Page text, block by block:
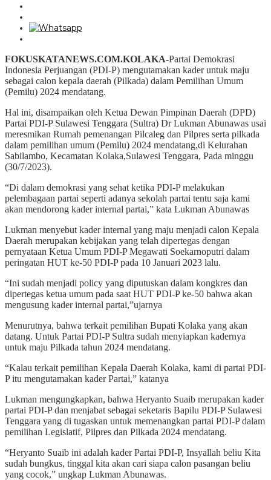
FOKUSKATANEWS.COM.KOLAKA-Partai Demokrasi
Indonesia Perjuangan (PDI-P) mengutamakan kader untuk maju
sebagai calon kepala daerah (Pilkada) dalam Pemilihan Umum
(Pemilu) 2024 mendatang.
Hal ini, disampaikan oleh Ketua Dewan Pimpinan Daerah (DPD)
Partai PDI-P Sulawesi Tenggara (Sultra) Dr Lukman Abunawas usai
meresmikan Rumah pemenangan Pilcaleg dan Pilpres serta pilkada
dalam pemilihan umum (Pemilu) 2024 mendatang,di Kelurahan
Sabilambo, Kecamatan Kolaka,Sulawesi Tenggara, Pada minggu
(30/7/2023).
“Di dalam demokrasi yang sehat ketika PDI-P melakukan
pelembagaan partai seperti adanya sekolah partai tentu saja kami
akan mendorong kader internal partai,” kata Lukman Abunawas
Lukman menyebut kader internal yang maju menjadi calon Kepala
Daerah merupakan kebijakan yang telah dipertegas dengan
pernyataan Ketua Umum PDI-P Megawati Soekarnoputri dalam
peringatan HUT ke-50 PDI-P pada 10 Januari 2023 lalu.
“Ini sudah menjadi policy yang diputuskan dalam kongkres dan
dipertegas ketua umum pada saat HUT PDI-P ke-50 bahwa akan
mengusung kader internal partai,”ujarnya
Menurutnya, bahwa terkait pemilihan Bupati Kolaka yang akan
datang. Untuk Partai PDI-P Sultra sudah menyiapkan kadernya
untuk maju Pilkada tahun 2024 mendatang.
“Kalau terkait pemilihan Kepala Daerah Kolaka, kami di partai PDI-
P itu mengutamakan kader Partai,” katanya
Lukman mengungkapkan, bahwa Heryanto Suaib merupakan kader
partai PDI-P dan menjabat sebagai seketaris Bapilu PDI-P Sulawesi
Tenggara yang di tugaskan untuk memenangkan partai PDI-P dalam
pemilihan Legislatif, Pilpres dan Pilkada 2024 mendatang.
“Heryanto Suaib ini adalah kader Partai PDI-P, Insyallah beliu Kita
sudah bungkus, tinggal kita akan cari siapa calon pasangan beliu
yang cocok,” ungkap Lukman Abunawas.